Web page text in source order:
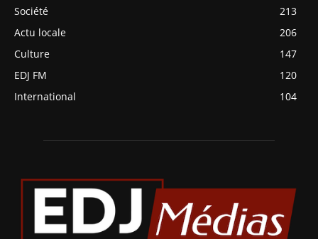
Société
213
Actu locale
206
Culture
147
EDJ FM
120
International
104